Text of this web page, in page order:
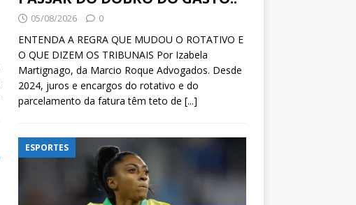
05/08/2026 0
ENTENDA A REGRA QUE MUDOU O ROTATIVO E
O QUE DIZEM OS TRIBUNAIS Por Izabela
Martignago, da Marcio Roque Advogados. Desde
2024, juros e encargos do rotativo e do
parcelamento da fatura têm teto de [...]
ESPORTES